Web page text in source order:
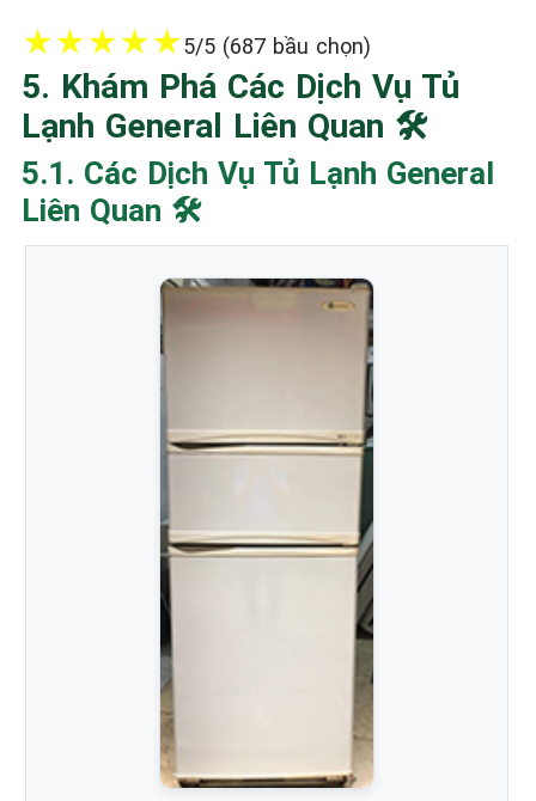
★★★★★5/5 (687 bầu chọn)
5. Khám Phá Các Dịch Vụ Tủ
Lạnh General Liên Quan 🛠️
5.1. Các Dịch Vụ Tủ Lạnh General
Liên Quan 🛠️